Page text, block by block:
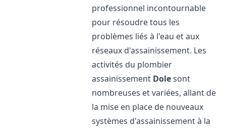
professionnel incontournable
pour résoudre tous les
problèmes liés à l'eau et aux
réseaux d'assainissement. Les
activités du plombier
assainissement Dolesont
nombreuses et variées, allant de
la mise en place de nouveaux
systèmes d'assainissement à la